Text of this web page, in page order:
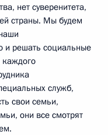
нет суверенитета,
страны. Мы будем
и решать социальные
каждого
служб,
свои семьи,
они все смотрят